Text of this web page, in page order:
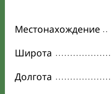
Местонахождение
Широта
Долгота